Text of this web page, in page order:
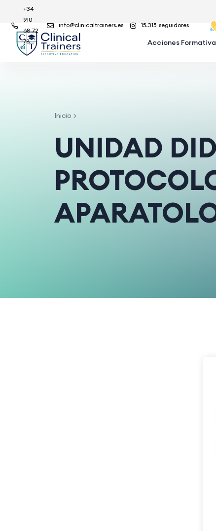
15.315 seguidores
info@clinicaltrainers.es
+34
910
68 72
78
Acciones
Inicio
UNIDAD